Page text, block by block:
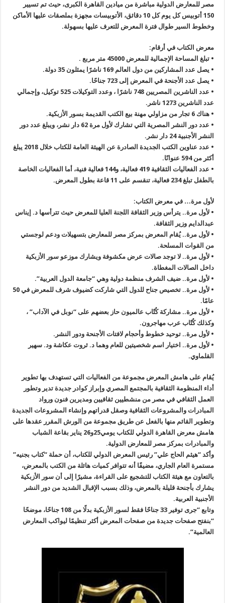
مصر للمعارض الدولية مباشرة من ميادين القاهرة الكبرى، حيث تم تسيير
150 أتوبيس كل يوم كل 10 دقائق، الأتوبيسات مجهزة بملصقات عليها الأماكن
وخطوط السير طوال فترة المعرض للتعرف عليها بسهولة.
معرض الكتاب في أرقام:
• تبلغ المساحة الإجمالية للمعرض 45000 متر مربع .
• يصل عدد المشاركين من دول العالم 169 ناشرًا يمثلون 35 دولة.
• يصل عدد الأجنحة في المعرض إلى 723 جناحًا.
• عدد الناشرين المصريين 748 ناشرًا ، وعدد التوكيلات 525 توكيل، وإجمالي
عدد الناشرين 1273 ناشر.
• هناك 6 تجار من مزاولي مهنة بيع الكتب القديمة بسور الأزبكية.
• عدد دور النشر المصرية التي تشارك لأول مرة 62 دار نشر، ويبلغ عدد دور
النشر الأجنبية 24 دار نشر.
• عدد عناوين الكتب الجديدة الصادرة عن الهيئة العامة للكتاب خلال 2018 يبلغ
أكثر من 594 عنوانًا.
• عدد الفعاليات الثقافية 419 فعالية، و144 فعالية فنية، أما الفعاليات الخاصة
بالطفل تبلغ 234 فعالية، تنقسم على 11 قاعة بطول المعرض.
لأول مرة… في معرض الكتاب:
• لأول مرة.. يترأس وزير الثقافة اللجنة العليا للمعرض حيث تترأسها د. إيناس
عبدالدايم وزير الثقافة.
• لأول مرة.. يُقام المعرض بمركز مصر للمعارض بتسهيلات ودعم لوجستي
من القوات المسلحة.
• لأول مرة.. لا توجد صالات عرض مكشوفة ويشارك موزعو سور الأزبكية
داخل الصالات المغطاة.
• لأول مرة.. ضيف الشرف منظمة دولية وهي “جامعة الدول العربية”.
• لأول مرة.. تخصيص جناح للدول التي شاركت كضيوف شرف للمعرض في 50
عامًا.
• لأول مرة.. مشاركة كُتّاب عالميون حاز بعضهم على “نوبل في الآداب” ،
وكذلك كُتّاب عرب مهاجرون.
• لأول مرة.. توحيد خطوط وأحجام لافتات الأجنحة ودور النشر.
• لأول مرة.. اختيار اسم شخصيتين للعام وهما د. ثروت عكاشة ود. سهير
القلماوي.
يُقام على هامش المعرض مجموعة من الفعاليات التي تستهدف بها تطوير
أداء المنظومة الثقافية بالمجتمع المصري وإبراز كوادر جديدة تدير وتطور
العمل الثقافي في مصر من منشطيين ثقافيين ومديرين فنون ورواد
المبادرات والمشروعات الثقافية وصقل قدراتهم وإنشاء المشروعات الجديدة
وتطوير القائم منها بالفعل عن طريق مجموعة من الورش المقرر عقدها على
هامش معرض القاهرة الدولي للكتاب يومي25و26 يناير بقاعة الشباب
والمبادرات بمركز مصر للمعارض الدولية.
وأكد “هيثم الحاج علي” رئيس المعرض الدولي للكتاب، أن حملة “كتاب بجنيه”
مستمرة العام الجاري، مضيفًا أنه تتوافر كميات هائلة من الكتب بالمعرض،
بالتعاون مع هيئة الكتاب للتشجيع على القراءة، مشيرًا إلى أن سور الأزبكية
يشارك بأجنحة قليلة بالمعرض، وذلك بسبب الإقبال الشديد من دور النشر
الأجنبية العربية.
وتابع “جرى توفير 33 جناحًا فقط لسور الأزبكية بدلًا من 108 جناحًا، موضحًا
“بنفتح صفحات جديدة من صفحات المعرض أكثر تنظيمًا ليواكب المعارض
العالمية”.